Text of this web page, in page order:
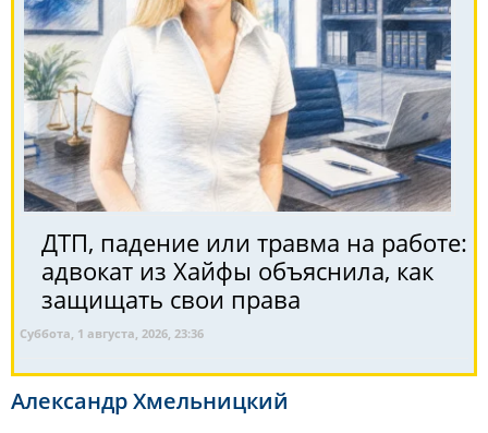
ДТП, падение или травма на работе:
адвокат из Хайфы объяснила, как
защищать свои права
Суббота, 1 августа, 2026, 23:36
Александр Хмельницкий